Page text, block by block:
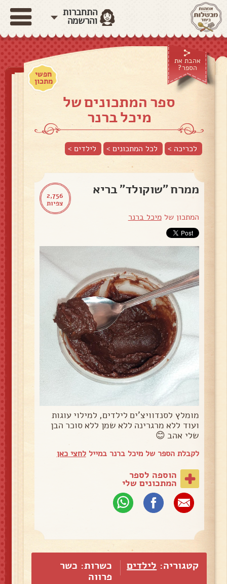
התחברות
והרשמה
אהבת את
הספר?
חפשי
מתכון
ספר המתכונים של
מיכל ברנר
לכריכה > לכל המתכונים > לילדים>
2,756
צפיות
ממרח "שוקולד" בריא
המתכון שלמיכל ברנר
מומלץ לסנדוויצ'ים לילדים, למילוי עוגות
ועוד ללא מרגרינה ללא שמן ללא סוכר הבן
שלי אהב 😊
לקבלת הספר של מיכל ברנר במייללחצי כאן
הוספה לספר
המתכונים שלי
קטגוריה: לילדים
כשרות: כשר
פרווה